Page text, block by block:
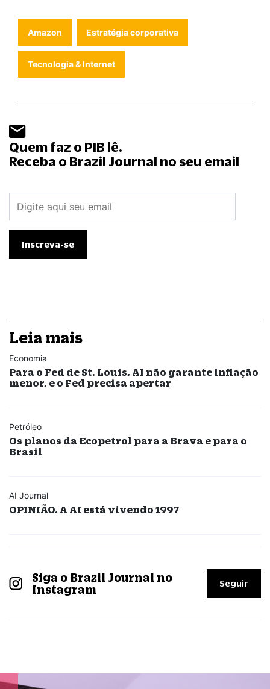
Amazon Estratégia corporativa
Tecnologia & Internet
Quem faz o PIB lê.
Receba o Brazil Journal no seu email
Leia mais
Economia
Para o Fed de St. Louis, AI não garante inflação
menor, e o Fed precisa apertar
Petróleo
Os planos da Ecopetrol para a Brava e para o
Brasil
AI Journal
OPINIÃO. A AI está vivendo 1997
Siga o Brazil Journal no
Instagram
Seguir